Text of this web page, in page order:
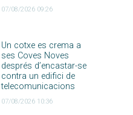
07/08/2026 09:26
Un cotxe es crema a
ses Coves Noves
després d’encastar-se
contra un edifici de
telecomunicacions
07/08/2026 10:36